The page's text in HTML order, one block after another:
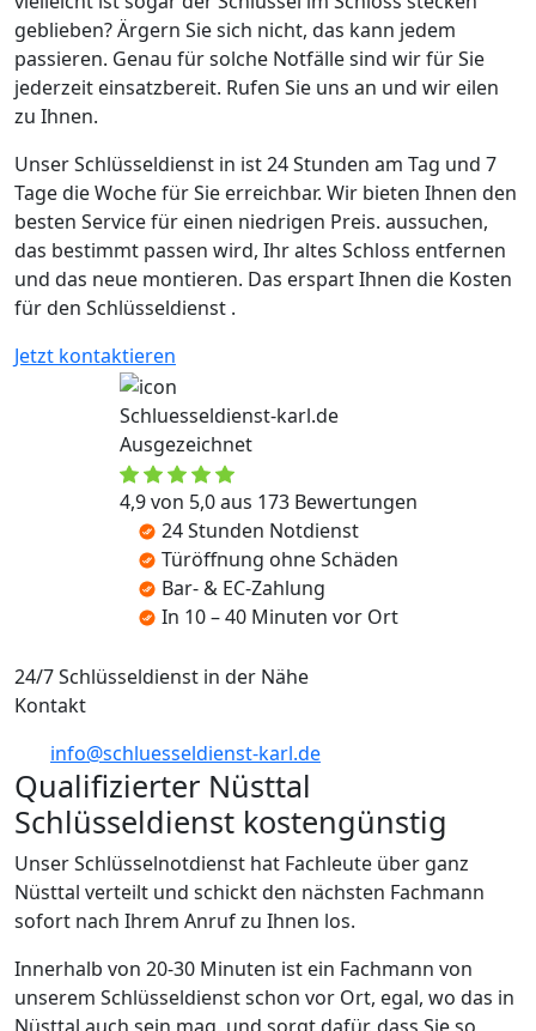
geblieben? Ärgern Sie sich nicht, das kann jedem
passieren. Genau für solche Notfälle sind wir für Sie
jederzeit einsatzbereit. Rufen Sie uns an und wir eilen
zu Ihnen.
Unser Schlüsseldienst in ist 24 Stunden am Tag und 7
Tage die Woche für Sie erreichbar. Wir bieten Ihnen den
besten Service für einen niedrigen Preis. aussuchen,
das bestimmt passen wird, Ihr altes Schloss entfernen
und das neue montieren. Das erspart Ihnen die Kosten
für den Schlüsseldienst .
Jetzt kontaktieren
Schluesseldienst-karl.de
Ausgezeichnet
4,9 von 5,0 aus 173 Bewertungen
24 Stunden Notdienst
Türöffnung ohne Schäden
Bar- & EC-Zahlung
In 10 – 40 Minuten vor Ort
24/7 Schlüsseldienst in der Nähe
Kontakt
info@schluesseldienst-karl.de
Qualifizierter Nüsttal
Schlüsseldienst kostengünstig
Unser Schlüsselnotdienst hat Fachleute über ganz
Nüsttal verteilt und schickt den nächsten Fachmann
sofort nach Ihrem Anruf zu Ihnen los.
Innerhalb von 20-30 Minuten ist ein Fachmann von
unserem Schlüsseldienst schon vor Ort, egal, wo das in